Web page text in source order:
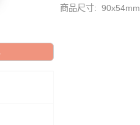
商品尺寸: 90x54mm